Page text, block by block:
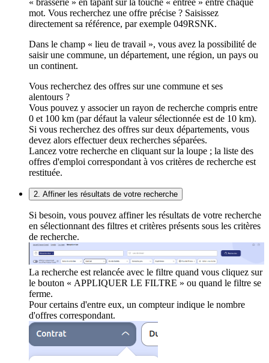
mot. Vous recherchez une offre précise ? Saisissez
directement sa référence, par exemple 049RSNK.
Dans le champ « lieu de travail », vous avez la possibilité de
saisir une commune, un département, une région, un pays ou
un continent.
Vous recherchez des offres sur une commune et ses
alentours ?
Vous pouvez y associer un rayon de recherche compris entre
0 et 100 km (par défaut la valeur sélectionnée est de 10 km).
Si vous recherchez des offres sur deux départements, vous
devez alors effectuer deux recherches séparées.
Lancez votre recherche en cliquant sur la loupe ; la liste des
offres d'emploi correspondant à vos critères de recherche est
restituée.
2. Affiner les résultats de votre recherche
Si besoin, vous pouvez affiner les résultats de votre recherche
en sélectionnant des filtres et critères présents sous les critères
de recherche.
La recherche est relancée avec le filtre quand vous cliquez sur
le bouton « APPLIQUER LE FILTRE » ou quand le filtre se
ferme.
Pour certains d'entre eux, un compteur indique le nombre
d'offres correspondant.